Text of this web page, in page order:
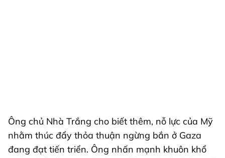
Ông chủ Nhà Trắng cho biết thêm, nỗ lực của Mỹ
nhằm thúc đẩy thỏa thuận ngừng bắn ở Gaza
đang đạt tiến triển. Ông nhấn mạnh khuôn khổ